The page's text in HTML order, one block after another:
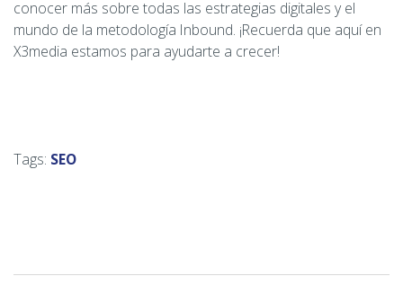
conocer más sobre todas las estrategias digitales y el
mundo de la metodología Inbound. ¡Recuerda que aquí en
X3media estamos para ayudarte a crecer!
Tags: SEO